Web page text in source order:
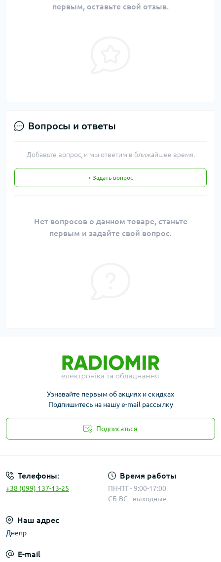
первым, оставьте свой отзыв.
Вопросы и ответы
Добавьте вопрос, и мы ответим в ближайшее время.
+ Задать вопрос
Нет вопросов о данном товаре, станьте
первым и задайте свой вопрос.
Узнавайте первым об акциях и скидках
Подпишитесь на нашу e-mail рассылку
Подписаться
Телефоны:
+38 (099) 137-13-25
Время работы
ПН-ПТ - 9:00-17:00
СБ-ВС - выходные
Наш адрес
Днепр
E-mail